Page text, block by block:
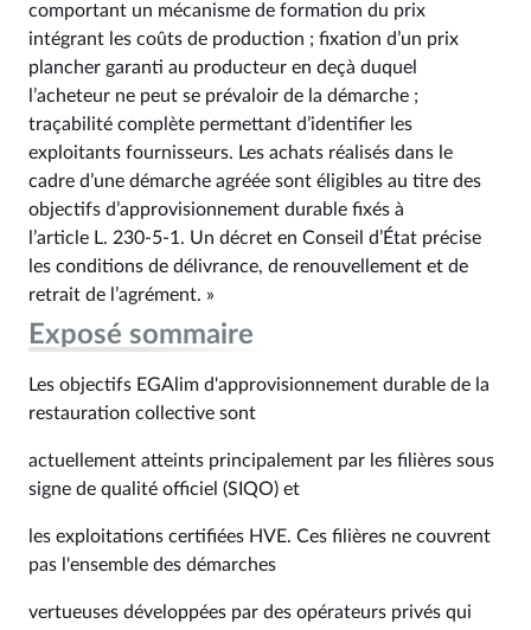
comportant un mécanisme de formation du prix
intégrant les coûts de production ; fixation d’un prix
plancher garanti au producteur en deçà duquel
l’acheteur ne peut se prévaloir de la démarche ;
traçabilité complète permettant d’identifier les
exploitants fournisseurs. Les achats réalisés dans le
cadre d’une démarche agréée sont éligibles au titre des
objectifs d’approvisionnement durable fixés à
l’article L. 230‑5-1. Un décret en Conseil d’État précise
les conditions de délivrance, de renouvellement et de
retrait de l’agrément. »
Exposé sommaire
Les objectifs EGAlim d'approvisionnement durable de la
restauration collective sont
actuellement atteints principalement par les filières sous
signe de qualité officiel (SIQO) et
les exploitations certifiées HVE. Ces filières ne couvrent
pas l'ensemble des démarches
vertueuses développées par des opérateurs privés qui